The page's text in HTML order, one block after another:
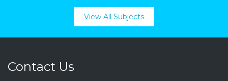
View All Subjects
Contact Us